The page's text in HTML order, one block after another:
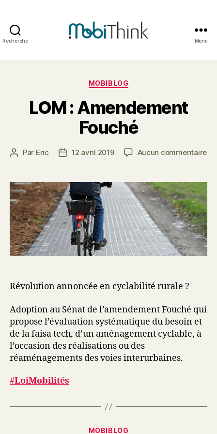
Recherche Menu
Catégories
MOBIBLOG
LOM : Amendement
Fouché
Auteur
Par Eric
Date12 avril 2019 Aucun commentairesur
Révolution annoncée en cyclabilité rurale ?
Adoption au Sénat de l’amendement Fouché qui
propose l’évaluation systématique du besoin et
de la faisa tech, d’un aménagement cyclable, à
l’occasion des réalisations ou des
réaménagements des voies interurbaines.
#LoiMobilités
Catégories
MOBIBLOG